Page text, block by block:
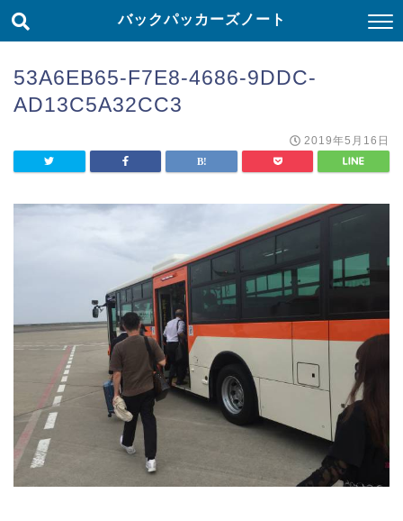
バックパッカーズノート
53A6EB65-F7E8-4686-9DDC-
AD13C5A32CC3
2019年5月16日